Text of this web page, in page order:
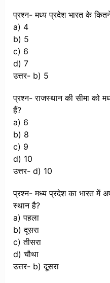
प्रश्न- मध्य प्रदेश भारत के कितने
a) 4
b) 5
c) 6
d) 7
उत्तर- b) 5
प्रश्न- राजस्थान की सीमा को
हैं?
a) 6
b) 8
c) 9
d) 10
उत्तर- d) 10
प्रश्न- मध्य प्रदेश का भारत में
स्थान है?
a) पहला
b) दूसरा
c) तीसरा
d) चौथा
उत्तर- b) दूसरा